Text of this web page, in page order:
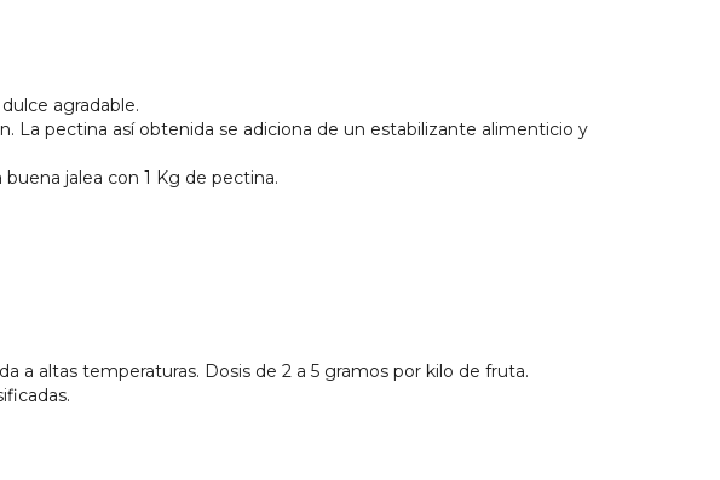
agradable.
La pectina así obtenida se adiciona de un estabilizante alimenticio y
jalea con 1 Kg de pectina.
a altas temperaturas. Dosis de 2 a 5 gramos por kilo de fruta.